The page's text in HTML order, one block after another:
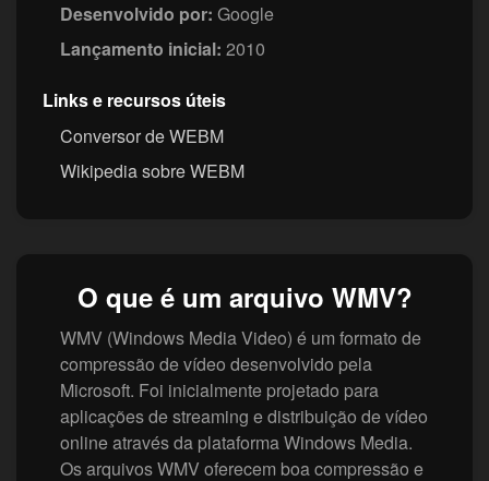
Desenvolvido por: Google
Lançamento inicial: 2010
Links e recursos úteis
Conversor de WEBM
Wikipedia sobre WEBM
O que é um arquivo WMV?
WMV (Windows Media Video) é um formato de
compressão de vídeo desenvolvido pela
Microsoft. Foi inicialmente projetado para
aplicações de streaming e distribuição de vídeo
online através da plataforma Windows Media.
Os arquivos WMV oferecem boa compressão e